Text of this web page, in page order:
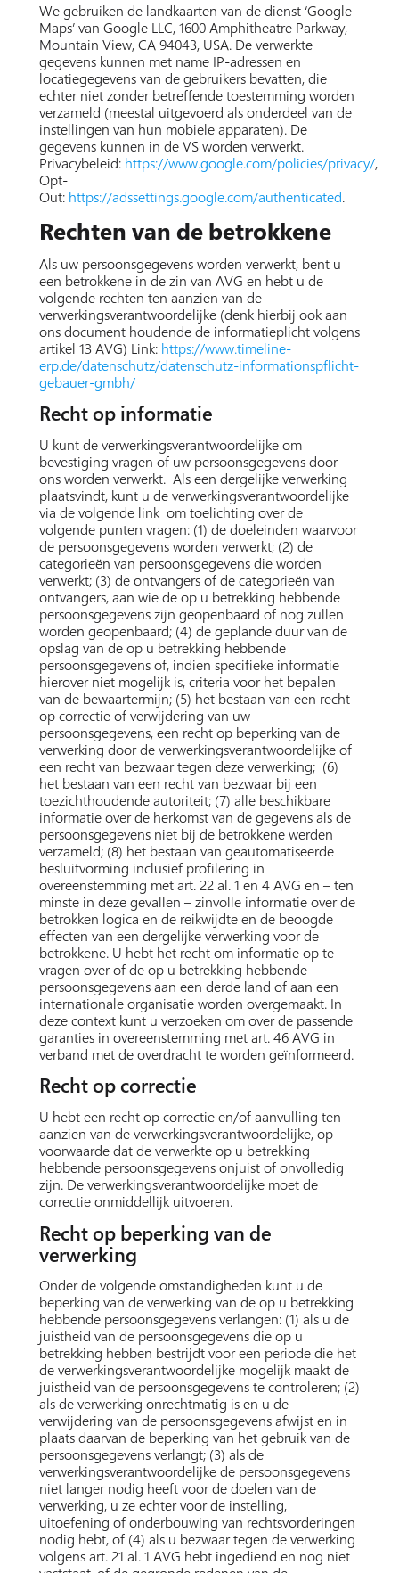
We gebruiken de landkaarten van de dienst ‘Google
Maps’ van Google LLC, 1600 Amphitheatre Parkway,
Mountain View, CA 94043, USA. De verwerkte
gegevens kunnen met name IP-adressen en
locatiegegevens van de gebruikers bevatten, die
echter niet zonder betreffende toestemming worden
verzameld (meestal uitgevoerd als onderdeel van de
instellingen van hun mobiele apparaten). De
gegevens kunnen in de VS worden verwerkt.
Privacybeleid: https://www.google.com/policies/privacy/,
Opt-
Out: https://adssettings.google.com/authenticated.
Rechten van de betrokkene
Als uw persoonsgegevens worden verwerkt, bent u
een betrokkene in de zin van AVG en hebt u de
volgende rechten ten aanzien van de
verwerkingsverantwoordelijke (denk hierbij ook aan
ons document houdende de informatieplicht volgens
artikel 13 AVG) Link: https://www.timeline-
erp.de/datenschutz/datenschutz-informationspflicht-
gebauer-gmbh/
Recht op informatie
U kunt de verwerkingsverantwoordelijke om
bevestiging vragen of uw persoonsgegevens door
ons worden verwerkt. Als een dergelijke verwerking
plaatsvindt, kunt u de verwerkingsverantwoordelijke
via de volgende link om toelichting over de
volgende punten vragen: (1) de doeleinden waarvoor
de persoonsgegevens worden verwerkt; (2) de
categorieën van persoonsgegevens die worden
verwerkt; (3) de ontvangers of de categorieën van
ontvangers, aan wie de op u betrekking hebbende
persoonsgegevens zijn geopenbaard of nog zullen
worden geopenbaard; (4) de geplande duur van de
opslag van de op u betrekking hebbende
persoonsgegevens of, indien specifieke informatie
hierover niet mogelijk is, criteria voor het bepalen
van de bewaartermijn; (5) het bestaan van een recht
op correctie of verwijdering van uw
persoonsgegevens, een recht op beperking van de
verwerking door de verwerkingsverantwoordelijke of
een recht van bezwaar tegen deze verwerking; (6)
het bestaan van een recht van bezwaar bij een
toezichthoudende autoriteit; (7) alle beschikbare
informatie over de herkomst van de gegevens als de
persoonsgegevens niet bij de betrokkene werden
verzameld; (8) het bestaan van geautomatiseerde
besluitvorming inclusief profilering in
overeenstemming met art. 22 al. 1 en 4 AVG en – ten
minste in deze gevallen – zinvolle informatie over de
betrokken logica en de reikwijdte en de beoogde
effecten van een dergelijke verwerking voor de
betrokkene. U hebt het recht om informatie op te
vragen over of de op u betrekking hebbende
persoonsgegevens aan een derde land of aan een
internationale organisatie worden overgemaakt. In
deze context kunt u verzoeken om over de passende
garanties in overeenstemming met art. 46 AVG in
verband met de overdracht te worden geïnformeerd.
Recht op correctie
U hebt een recht op correctie en/of aanvulling ten
aanzien van de verwerkingsverantwoordelijke, op
voorwaarde dat de verwerkte op u betrekking
hebbende persoonsgegevens onjuist of onvolledig
zijn. De verwerkingsverantwoordelijke moet de
correctie onmiddellijk uitvoeren.
Recht op beperking van de
verwerking
Onder de volgende omstandigheden kunt u de
beperking van de verwerking van de op u betrekking
hebbende persoonsgegevens verlangen: (1) als u de
juistheid van de persoonsgegevens die op u
betrekking hebben bestrijdt voor een periode die het
de verwerkingsverantwoordelijke mogelijk maakt de
juistheid van de persoonsgegevens te controleren; (2)
als de verwerking onrechtmatig is en u de
verwijdering van de persoonsgegevens afwijst en in
plaats daarvan de beperking van het gebruik van de
persoonsgegevens verlangt; (3) als de
verwerkingsverantwoordelijke de persoonsgegevens
niet langer nodig heeft voor de doelen van de
verwerking, u ze echter voor de instelling,
uitoefening of onderbouwing van rechtsvorderingen
nodig hebt, of (4) als u bezwaar tegen de verwerking
volgens art. 21 al. 1 AVG hebt ingediend en nog niet